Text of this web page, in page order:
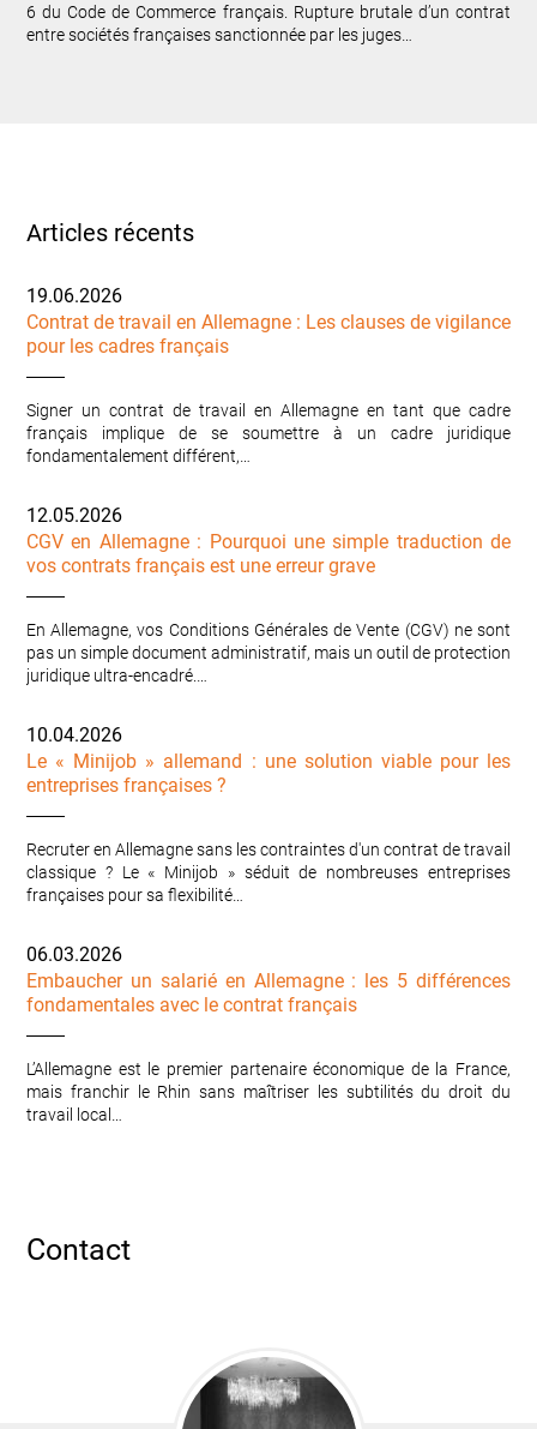
6 du Code de Commerce français. Rupture brutale d’un contrat
entre sociétés françaises sanctionnée par les juges…
Articles récents
19.06.2026
Contrat de travail en Allemagne : Les clauses de vigilance
pour les cadres français
Signer un contrat de travail en Allemagne en tant que cadre
français implique de se soumettre à un cadre juridique
fondamentalement différent,…
12.05.2026
CGV en Allemagne : Pourquoi une simple traduction de
vos contrats français est une erreur grave
En Allemagne, vos Conditions Générales de Vente (CGV) ne sont
pas un simple document administratif, mais un outil de protection
juridique ultra-encadré.…
10.04.2026
Le « Minijob » allemand : une solution viable pour les
entreprises françaises ?
Recruter en Allemagne sans les contraintes d'un contrat de travail
classique ? Le « Minijob » séduit de nombreuses entreprises
françaises pour sa flexibilité…
06.03.2026
Embaucher un salarié en Allemagne : les 5 différences
fondamentales avec le contrat français
L’Allemagne est le premier partenaire économique de la France,
mais franchir le Rhin sans maîtriser les subtilités du droit du
travail local…
Contact